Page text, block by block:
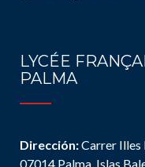
LYCÉE
PALMA
Dirección:Carrer Illes
07014 Palma, Islas